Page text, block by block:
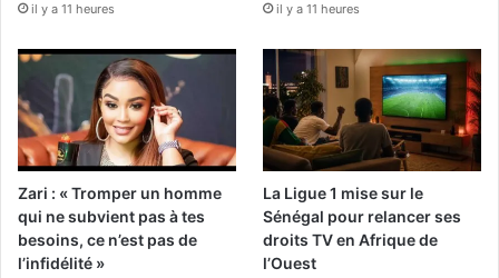
il y a 11 heures il y a 11 heures
Zari : « Tromper un homme
qui ne subvient pas à tes
besoins, ce n’est pas de
l’infidélité »
La Ligue 1 mise sur le
Sénégal pour relancer ses
droits TV en Afrique de
l’Ouest